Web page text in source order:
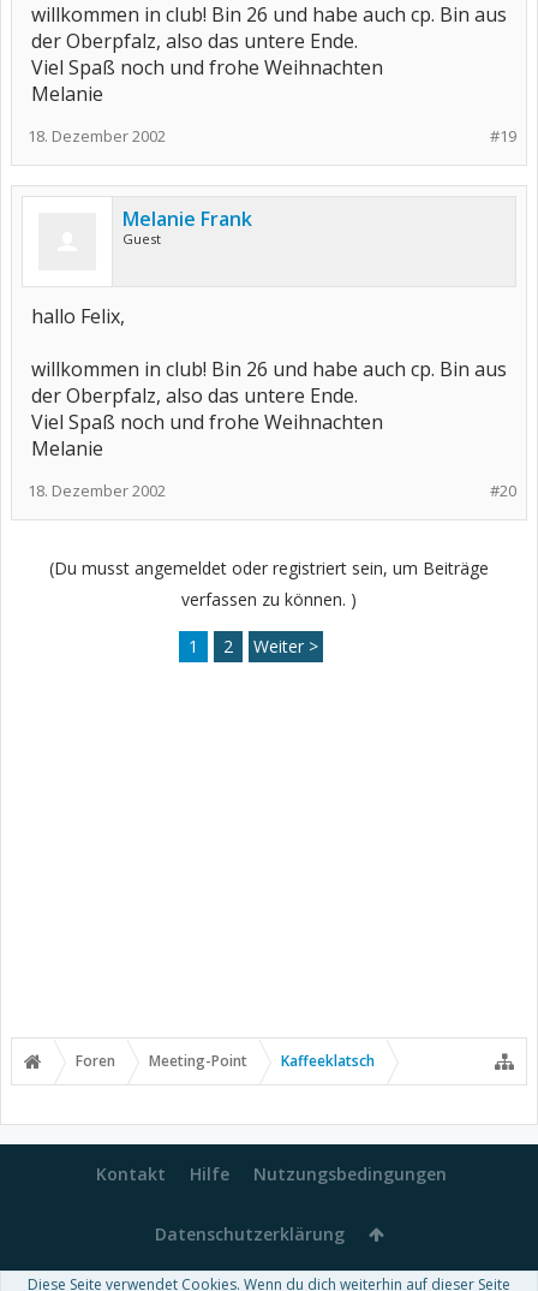
willkommen in club! Bin 26 und habe auch cp. Bin aus
der Oberpfalz, also das untere Ende.
Viel Spaß noch und frohe Weihnachten
Melanie
#19
18. Dezember 2002
Melanie Frank
Guest
hallo Felix,
willkommen in club! Bin 26 und habe auch cp. Bin aus
der Oberpfalz, also das untere Ende.
Viel Spaß noch und frohe Weihnachten
Melanie
#20
18. Dezember 2002
(Du musst angemeldet oder registriert sein, um Beiträge
verfassen zu können. )
1 2 Weiter >
Foren Meeting-Point Kaffeeklatsch
Kontakt Hilfe Nutzungsbedingungen
Datenschutzerklärung
Diese Seite verwendet Cookies. Wenn du dich weiterhin auf dieser Seite